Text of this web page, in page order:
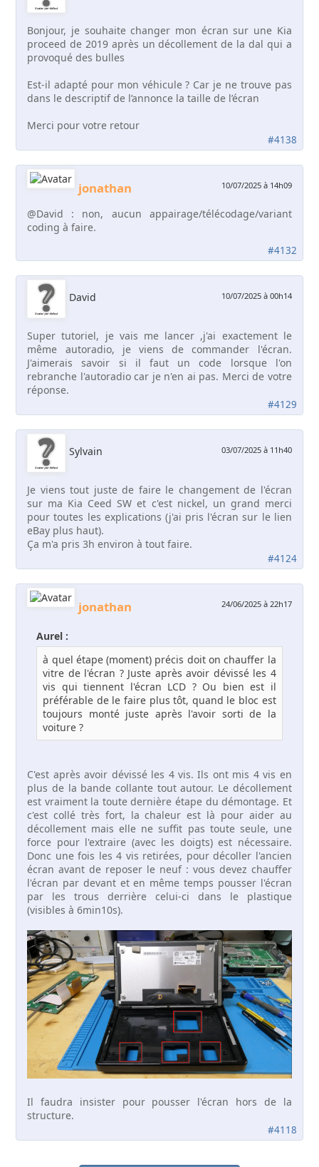
#4138
Bonjour, je souhaite changer mon écran sur une Kia
proceed de 2019 après un décollement de la dal qui a
provoqué des bulles
Est-il adapté pour mon véhicule ? Car je ne trouve pas
dans le descriptif de l’annonce la taille de l’écran
Merci pour votre retour
jonathan
#4132
10/07/2025 à 14h09
@David : non, aucun appairage/télécodage/variant
coding à faire.
David
#4129
10/07/2025 à 00h14
Super tutoriel, je vais me lancer ,j'ai exactement le
même autoradio, je viens de commander l'écran.
J'aimerais savoir si il faut un code lorsque l'on
rebranche l'autoradio car je n'en ai pas. Merci de votre
réponse.
Sylvain
#4124
03/07/2025 à 11h40
Je viens tout juste de faire le changement de l'écran
sur ma Kia Ceed SW et c'est nickel, un grand merci
pour toutes les explications (j'ai pris l'écran sur le lien
eBay plus haut).
Ça m'a pris 3h environ à tout faire.
jonathan
#4118
24/06/2025 à 22h17
Aurel :
à quel étape (moment) précis doit on chauffer la
vitre de l'écran ? Juste après avoir dévissé les 4
vis qui tiennent l'écran LCD ? Ou bien est il
préférable de le faire plus tôt, quand le bloc est
toujours monté juste après l'avoir sorti de la
voiture ?
C'est après avoir dévissé les 4 vis. Ils ont mis 4 vis en
plus de la bande collante tout autour. Le décollement
est vraiment la toute dernière étape du démontage. Et
c'est collé très fort, la chaleur est là pour aider au
décollement mais elle ne suffit pas toute seule, une
force pour l'extraire (avec les doigts) est nécessaire.
Donc une fois les 4 vis retirées, pour décoller l'ancien
écran avant de reposer le neuf : vous devez chauffer
l'écran par devant et en même temps pousser l'écran
par les trous derrière celui-ci dans le plastique
(visibles à 6min10s).
Il faudra insister pour pousser l'écran hors de la
structure.